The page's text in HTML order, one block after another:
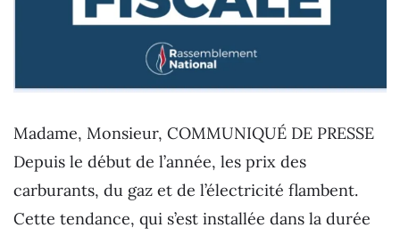
Madame, Monsieur, COMMUNIQUÉ DE PRESSE
Depuis le début de l’année, les prix des
carburants, du gaz et de l’électricité flambent.
Cette tendance, qui s’est installée dans la durée